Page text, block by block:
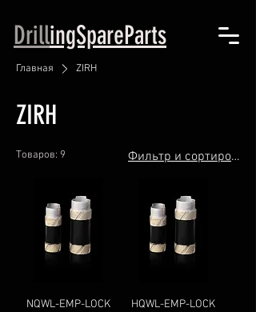
DrillingSpareParts
Главная ZIRH
ZIRH
Товаров: 9 Фильтр и сортировка
NQWL-EMP-LOCK HQWL-EMP-LOCK